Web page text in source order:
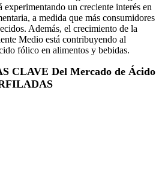
un creciente interés en
a medida que más consumidores
Además, el crecimiento de la
Medio está contribuyendo al
fólico en alimentos y bebidas.
CLAVE Del Mercado de Ácido